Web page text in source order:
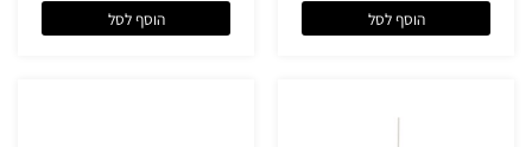
הוסף לסל הוסף לסל